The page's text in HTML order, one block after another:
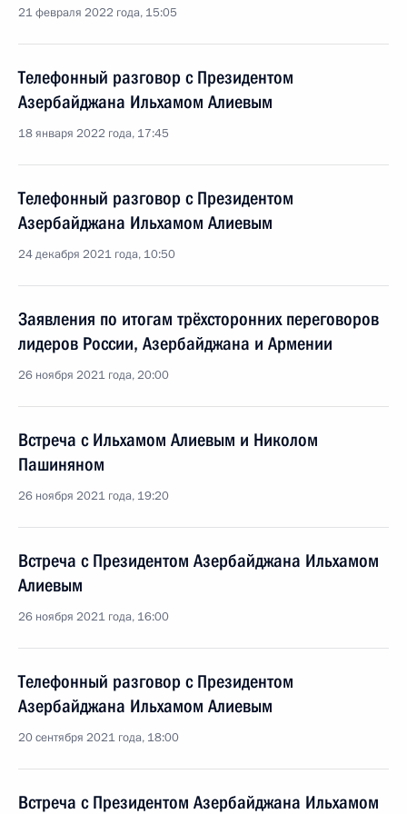
21 февраля 2022 года, 15:05
Телефонный разговор с Президентом
Азербайджана Ильхамом Алиевым
18 января 2022 года, 17:45
Телефонный разговор с Президентом
Азербайджана Ильхамом Алиевым
24 декабря 2021 года, 10:50
Заявления по итогам трёхсторонних переговоров
лидеров России, Азербайджана и Армении
26 ноября 2021 года, 20:00
Встреча с Ильхамом Алиевым и Николом
Пашиняном
26 ноября 2021 года, 19:20
Встреча с Президентом Азербайджана Ильхамом
Алиевым
26 ноября 2021 года, 16:00
Телефонный разговор с Президентом
Азербайджана Ильхамом Алиевым
20 сентября 2021 года, 18:00
Встреча с Президентом Азербайджана Ильхамом